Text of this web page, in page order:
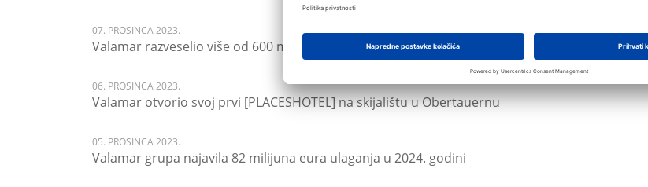
07. PROSINCA 2023.
Valamar razveselio više od 600 mališana povodom dana Sv. Nikole
06. PROSINCA 2023.
Valamar otvorio svoj prvi [PLACESHOTEL] na skijalištu u Obertauernu
05. PROSINCA 2023.
Valamar grupa najavila 82 milijuna eura ulaganja u 2024. godini